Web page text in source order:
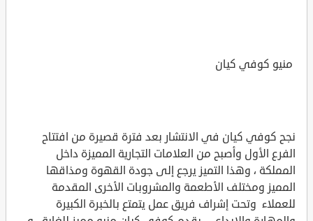
منيو كوفي كيان
نجح كوفي كيان في الانتشار بعد فترة قصيرة من افتتاح
الفرع الأول وأصبح من العلامات التجارية المميزة داخل
المملكة ، وهذا التميز يرجع إلى جودة القهوة ومذاقها
المميز ومختلف الأطعمة والمشروبات الأخرى المقدمة
للعملاء وتحت إشراف فريق عمل يتمتع بالخبرة الكبيرة